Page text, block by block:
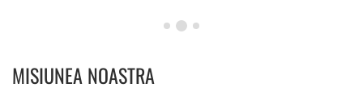
MISIUNEA NOASTRA